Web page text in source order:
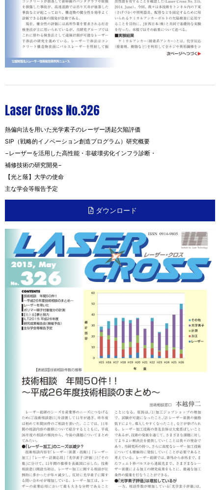
Laser Cross No.326
熱偏向法を用いた光学素子のレーザー誘起欠陥評価
SIP（戦略的イノベーション創造プログラム）研究概要
−レーザーを活用した高性能・非破壊劣化インフラ診断・
補修技術の研究開発−
【光と蔭】大学の使命
主な学会等報告予定
ダウンロード